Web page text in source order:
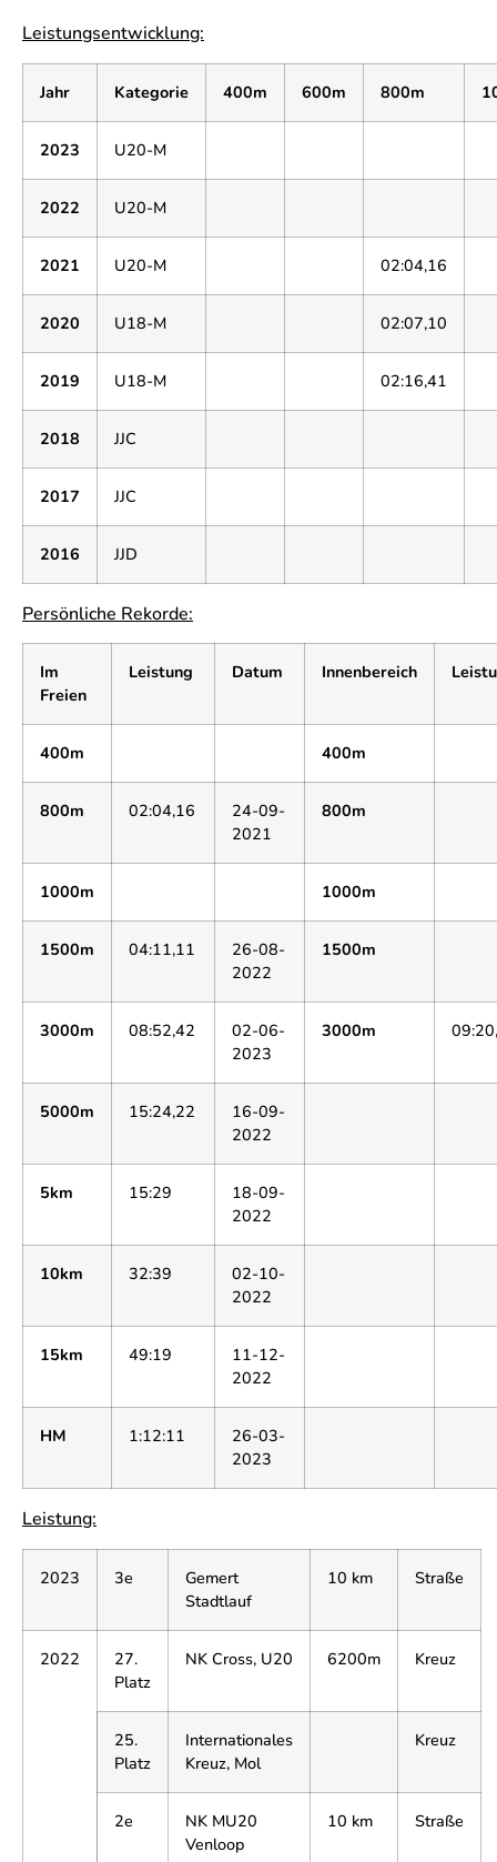
Leistungsentwicklung:
Jahr Kategorie 400m 600m 800m
2023 U20-M
2022 U20-M
2021 U20-M 02:04,16
2020 U18-M 02:07,10
2019 U18-M 02:16,41
2018 JJC
2017 JJC
2016 JJD
Persönliche Rekorde:
Im
Freien
Leistung Datum Innenbereich
400m 400m
800m 02:04,16
24-09-
2021
800m
1000m 1000m
1500m 04:11,11
26-08-
2022
1500m
3000m 08:52,42
02-06-
2023
3000m
5000m 15:24,22
16-09-
2022
5km 15:29
18-09-
2022
10km 32:39
02-10-
2022
15km 49:19
11-12-
2022
HM 1:12:11
26-03-
2023
Leistung:
2023 3e
Gemert
Stadtlauf
10 km Straße
2022
27.
Platz
NK Cross, U20 6200m Kreuz
25.
Platz
Internationales
Kreuz, Mol
Kreuz
2e
NK MU20
Venloop
10 km Straße